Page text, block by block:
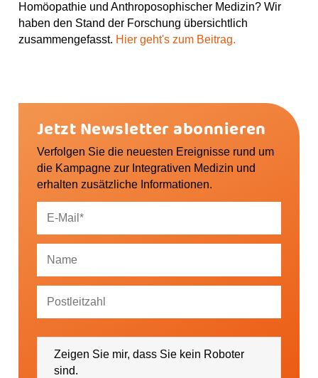
Homöopathie und Anthroposophischer Medizin? Wir
haben den Stand der Forschung übersichtlich
zusammengefasst. Hier geht's zum Beitrag.
Jetzt Newsletter abonnieren
Verfolgen Sie die neuesten Ereignisse rund um
die Kampagne zur Integrativen Medizin und
erhalten zusätzliche Informationen.
Veranstaltungen sowie regionale Ereignisse (falls
gewünscht bitte PLZ eintragen) informieren darf.
Zeigen Sie mir, dass Sie kein Roboter
sind.